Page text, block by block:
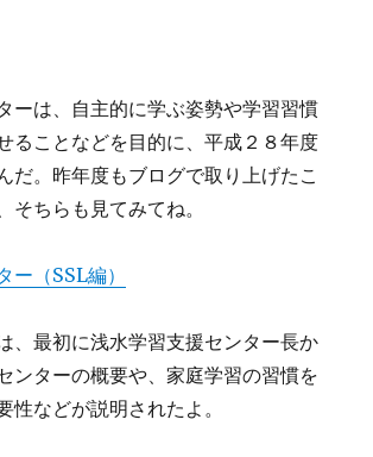
ーは、自主的に学ぶ姿勢や学習習慣
ることなどを目的に、平成２８年度
だ。昨年度もブログで取り上げたこ
そちらも見てみてね。
ー（SSL編）
、最初に浅水学習支援センター長か
ンターの概要や、家庭学習の習慣を
性などが説明されたよ。